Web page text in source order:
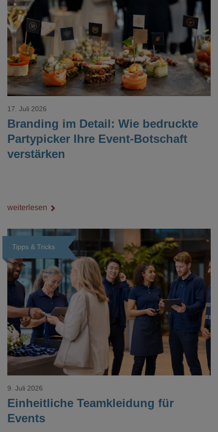
Loading...
Branding im Detail: Wie bedruckte
Partypicker Ihre Event-Botschaft
verstärken
17. Juli 2026
weiterlesen
Tipps & Tricks
Loading...
Einheitliche Teamkleidung für
Events
9. Juli 2026